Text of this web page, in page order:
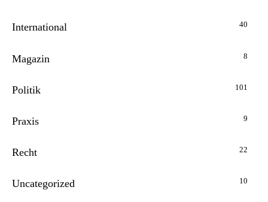
International 40
Magazin 8
Politik 101
Praxis 9
Recht 22
Uncategorized 10